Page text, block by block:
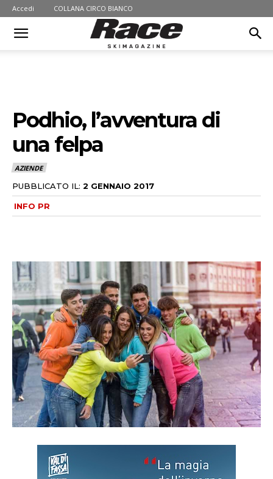
Accedi COLLANA CIRCO BIANCO
Podhio, l’avventura di
una felpa
AZIENDE
PUBBLICATO IL: 2 GENNAIO 2017
INFO PR